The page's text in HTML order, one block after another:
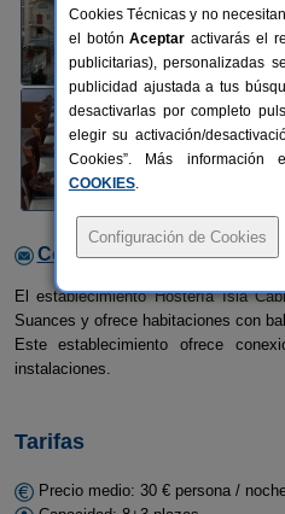
Contactar con el
El establecimiento Hostería Isla
Suances y ofrece habitaciones con
Este establecimiento ofrece
instalaciones.
Tarifas
Precio medio: 30 € persona /
Cookies Técnicas y no
el botónAceptar activarás el
publicitarias), personalizadas
publicidad ajustada a tus
desactivarlas por completo
elegir su activación/
Cookies”. Más información
COOKIES.